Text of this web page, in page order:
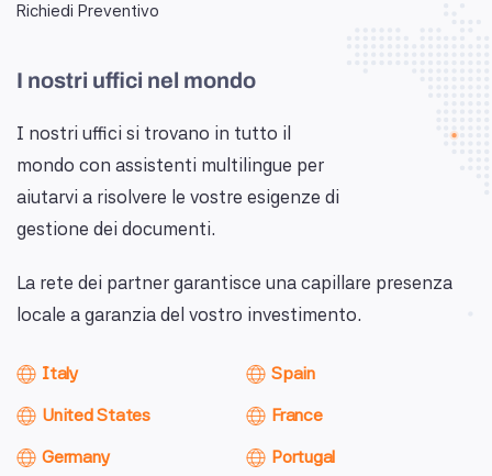
Richiedi Preventivo
I nostri uffici nel mondo
I nostri uffici si trovano in tutto il
mondo con assistenti multilingue per
aiutarvi a risolvere le vostre esigenze di
gestione dei documenti.
La rete dei partner garantisce una capillare presenza
locale a garanzia del vostro investimento.
Italy
United States
Germany
Spain
France
Portugal